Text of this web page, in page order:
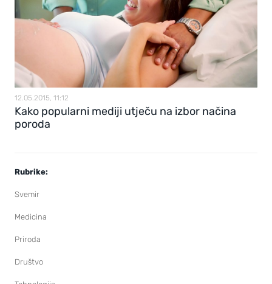
12.05.2015, 11:12
Kako popularni mediji utječu na izbor načina
poroda
Rubrike:
Svemir
Medicina
Priroda
Društvo